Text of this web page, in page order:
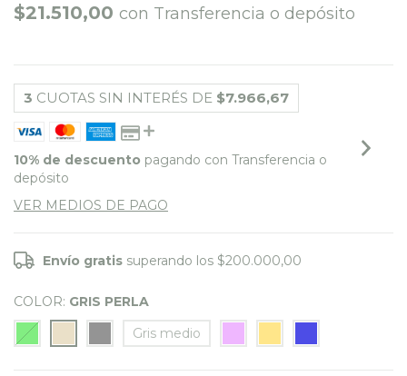
$21.510,00 con Transferencia o depósito
3 CUOTAS SIN INTERÉS DE $7.966,67
10% de descuento pagando con Transferencia o
depósito
VER MEDIOS DE PAGO
Envío gratis superando los $200.000,00
COLOR: GRIS PERLA
Gris medio